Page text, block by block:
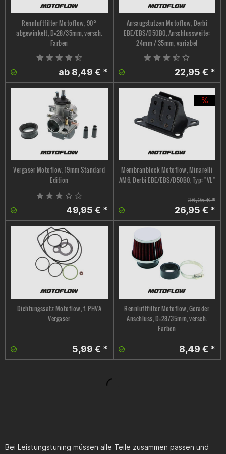
Rennluftfilter Motoflow, 90°
abgewinkelt, D=28/35mm, versch.
Farben
ab 8,49 € *
Ansaugstutzen Motoflow, Derbi
EBE/EBS/D50B0, Anschlussweite:
24mm / 35mm, variabel
22,95 € *
Vergaser Motoflow, 19mm Standard
Edition
49,95 € *
Membranblock Motoflow, Minarelli
AM6, Derbi EBE/EBS/D50B0, Typ: "VL"
36,95 € *
26,95 € *
Dichtungssatz Motoflow, f. PHVA
Vergaser
5,99 € *
Rennluftfilter Motoflow, Gerader
Anschluss, D=28/35mm, versch.
Farben
8,49 € *
Bei Leistungstuning müssen alle Teile zusammen passen und